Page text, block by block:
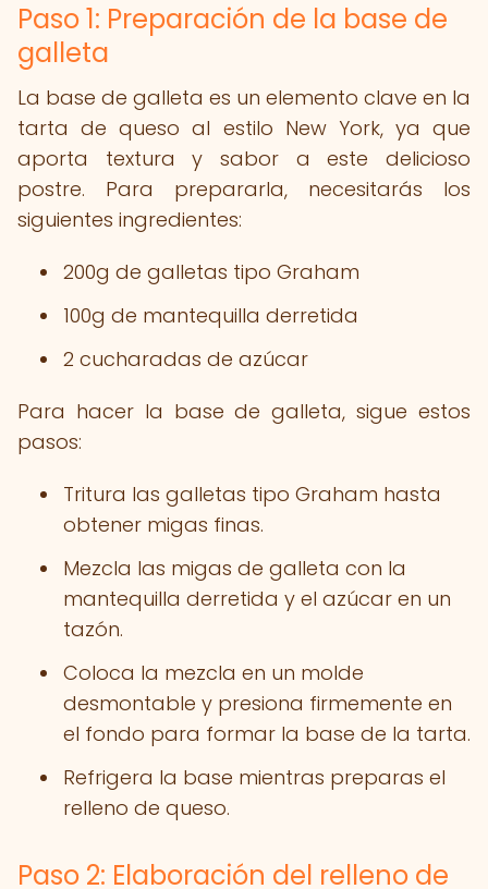
Paso 1: Preparación de la base de
galleta
La base de galleta es un elemento clave en la
tarta de queso al estilo New York, ya que
aporta textura y sabor a este delicioso
postre. Para prepararla, necesitarás los
siguientes ingredientes:
200g de galletas tipo Graham
100g de mantequilla derretida
2 cucharadas de azúcar
Para hacer la base de galleta, sigue estos
pasos:
Tritura las galletas tipo Graham hasta
obtener migas finas.
Mezcla las migas de galleta con la
mantequilla derretida y el azúcar en un
tazón.
Coloca la mezcla en un molde
desmontable y presiona firmemente en
el fondo para formar la base de la tarta.
Refrigera la base mientras preparas el
relleno de queso.
Paso 2: Elaboración del relleno de